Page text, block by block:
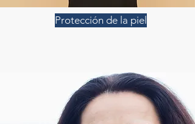
Protección de la piel